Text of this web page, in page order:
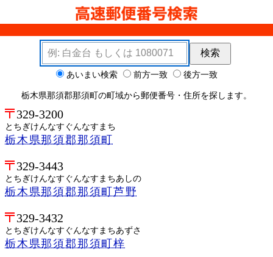
検索キーワード
検索
検索オプション あいまい検索 前方一致 後方一致
栃木県那須郡那須町の町域から郵便番号・住所を探します。
329-3200
とちぎけんなすぐんなすまち
栃木県那須郡那須町
329-3443
とちぎけんなすぐんなすまちあしの
栃木県那須郡那須町芦野
329-3432
とちぎけんなすぐんなすまちあずさ
栃木県那須郡那須町梓